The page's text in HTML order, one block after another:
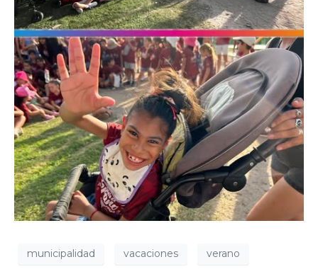
municipalidad vacaciones verano